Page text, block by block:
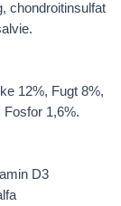
chondroitinsulfat
12%, Fugt 8%,
1,6%.
D3